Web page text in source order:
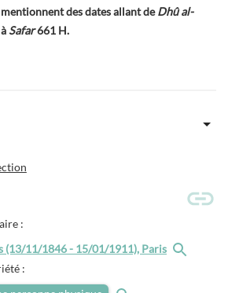
des dates allant deDhû al-
Safar661 H.
:
(13/11/1846 - 15/01/1911), Paris
: